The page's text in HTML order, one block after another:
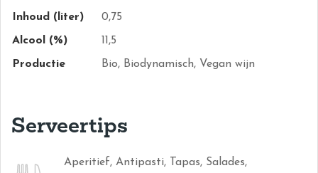
Inhoud (liter) 0,75
Alcool (%) 11,5
Productie Bio, Biodynamisch, Vegan wijn
Serveertips
Aperitief, Antipasti, Tapas, Salades,